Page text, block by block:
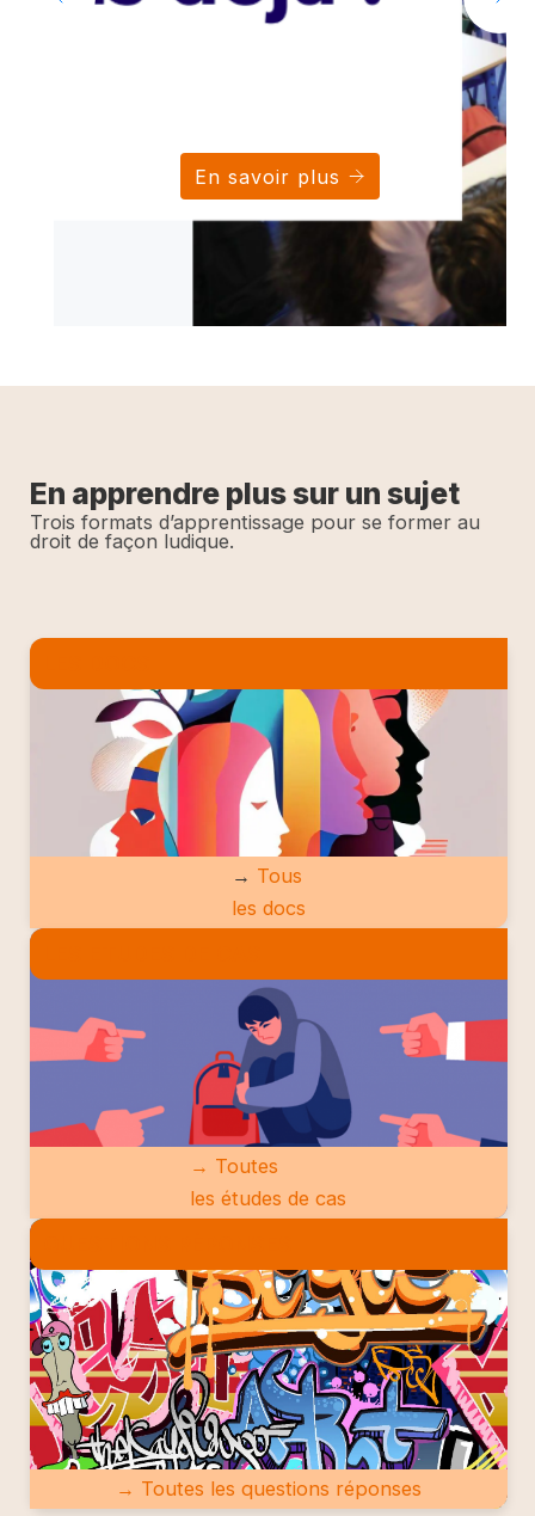
En savoir plus
En apprendre plus sur un sujet
Trois formats d’apprentissage pour se former au
droit de façon ludique.
→ Tous
les docs
→ Toutes
les études de cas
→ Toutes les questions réponses